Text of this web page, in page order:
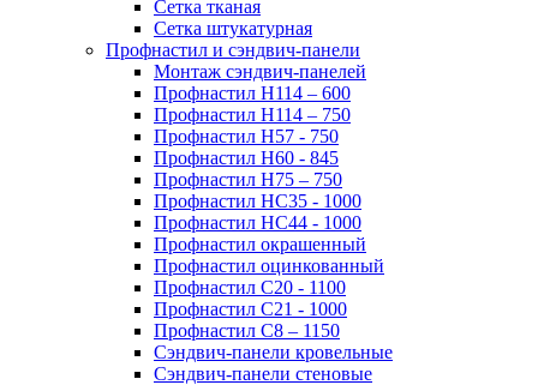
Сетка тканая
Сетка штукатурная
Профнастил и сэндвич-панели
Монтаж сэндвич-панелей
Профнастил Н114 – 600
Профнастил Н114 – 750
Профнастил Н57 - 750
Профнастил Н60 - 845
Профнастил Н75 – 750
Профнастил НС35 - 1000
Профнастил НС44 - 1000
Профнастил окрашенный
Профнастил оцинкованный
Профнастил С20 - 1100
Профнастил С21 - 1000
Профнастил С8 – 1150
Сэндвич-панели кровельные
Сэндвич-панели стеновые